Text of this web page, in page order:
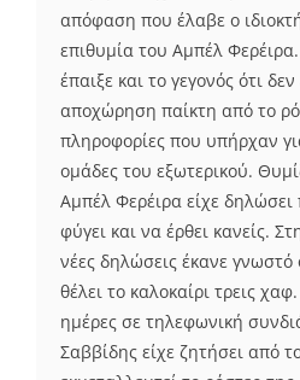
απόφαση που έλαβε ο
επιθυμία του Αμπέλ
έπαιξε και το γεγονός ότι
αποχώρηση παίκτη από το
πληροφορίες που υπήρχαν
ομάδες του εξωτερικού.
Αμπέλ Φερέιρα είχε δηλώσει
φύγει και να έρθει κανείς.
νέες δηλώσεις έκανε γνωστό
θέλει το καλοκαίρι τρεις
ημέρες σε τηλεφωνική
Σαββίδης είχε ζητήσει από